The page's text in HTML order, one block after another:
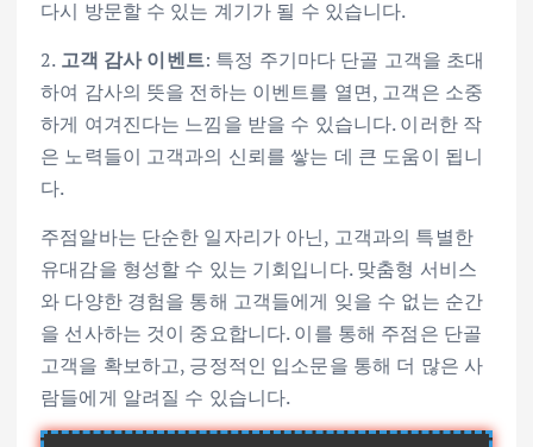
다시 방문할 수 있는 계기가 될 수 있습니다.
2. 고객 감사 이벤트: 특정 주기마다 단골 고객을 초대
하여 감사의 뜻을 전하는 이벤트를 열면, 고객은 소중
하게 여겨진다는 느낌을 받을 수 있습니다. 이러한 작
은 노력들이 고객과의 신뢰를 쌓는 데 큰 도움이 됩니
다.
주점알바는 단순한 일자리가 아닌, 고객과의 특별한
유대감을 형성할 수 있는 기회입니다. 맞춤형 서비스
와 다양한 경험을 통해 고객들에게 잊을 수 없는 순간
을 선사하는 것이 중요합니다. 이를 통해 주점은 단골
고객을 확보하고, 긍정적인 입소문을 통해 더 많은 사
람들에게 알려질 수 있습니다.